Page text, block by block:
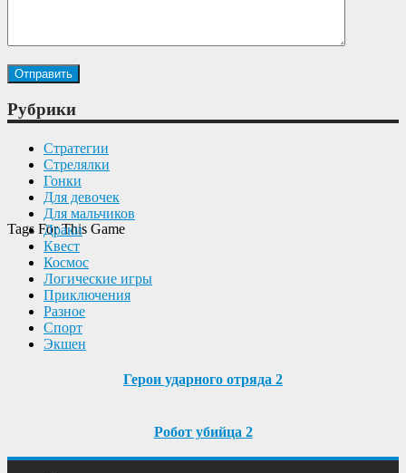
Tags For This Game
Рубрики
Cтратегии
Cтрелялки
Гонки
Для девочек
Для мальчиков
Драки
Квест
Космос
Логические игры
Приключения
Разное
Спорт
Экшен
Герои ударного отряда 2
Робот убийца 2